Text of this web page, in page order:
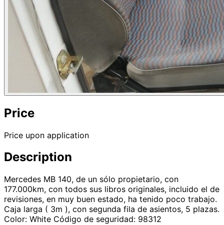
Price
Price upon application
Description
Mercedes MB 140, de un sólo propietario, con
177.000km, con todos sus libros originales, incluido el de
revisiones, en muy buen estado, ha tenido poco trabajo.
Caja larga ( 3m ), con segunda fila de asientos, 5 plazas.
Color: White Código de seguridad: 98312